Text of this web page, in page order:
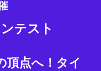
テスト​
頂点へ！タイ